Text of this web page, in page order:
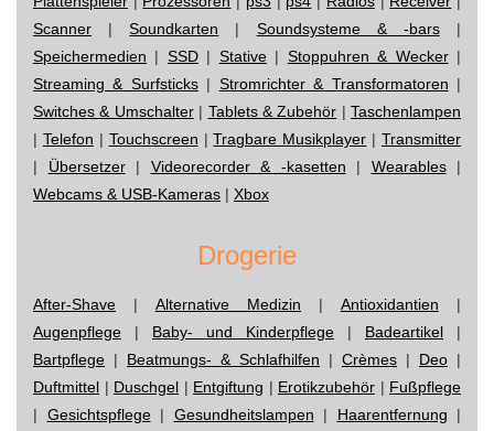
Scanner |Soundkarten | Soundsysteme & -bars|
Speichermedien | SSD| Stative| Stoppuhren & Wecker|
Streaming & Surfsticks| Stromrichter & Transformatoren |
Switches & Umschalter| Tablets & Zubehör | Taschenlampen
| Telefon | Touchscreen |Tragbare Musikplayer | Transmitter
| Übersetzer| Videorecorder & -kasetten | Wearables|
Webcams & USB-Kameras | Xbox
Drogerie
After-Shave | Alternative Medizin | Antioxidantien |
Augenpflege | Baby- und Kinderpflege | Badeartikel |
Bartpflege | Beatmungs- & Schlafhilfen | Crèmes | Deo |
Duftmittel | Duschgel | Entgiftung | Erotikzubehör | Fußpflege
| Gesichtspflege| Gesundheitslampen | Haarentfernung |